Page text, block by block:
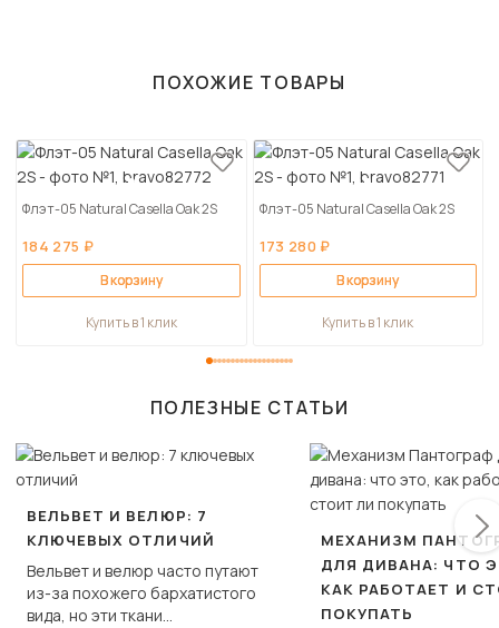
ПОХОЖИЕ ТОВАРЫ
Флэт-05 Natural Casella Oak 2S
184 275 ₽
В корзину
Купить в 1 клик
Флэт-05 Natural Casella Oak 2S
173 280 ₽
В корзину
Купить в 1 клик
ПОЛЕЗНЫЕ СТАТЬИ
ВЕЛЬВЕТ И ВЕЛЮР: 7
КЛЮЧЕВЫХ ОТЛИЧИЙ
Вельвет и велюр часто путают
из-за похожего бархатистого
вида, но эти ткани
МЕХАНИЗМ
ДЛЯ ДИВАНА: ЧТО
КАК РАБОТАЕТ И
ПОКУПАТЬ